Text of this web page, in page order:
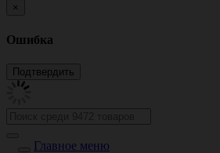
×
Ошибка
Главное меню